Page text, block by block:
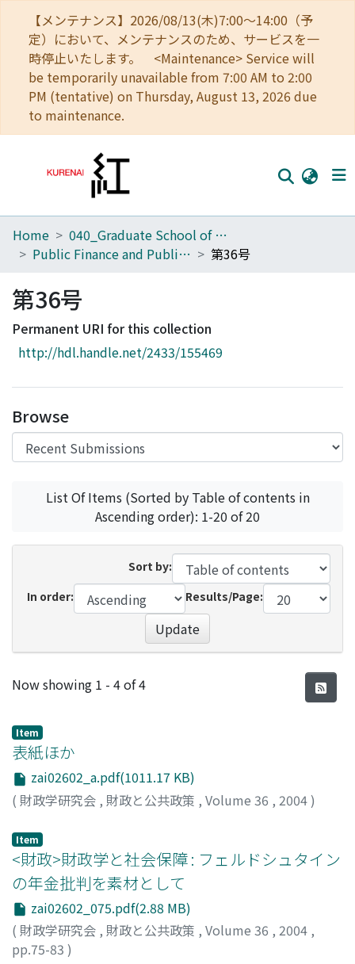
【メンテナンス】2026/08/13(木)7:00～14:00（予
定）において、メンテナンスのため、サービスを一
時停止いたします。 <Maintenance> Service will
be temporarily unavailable from 7:00 AM to 2:00
PM (tentative) on Thursday, August 13, 2026 due
to maintenance.
Home
Browse
Download Ranking
Access Statistics
Home
040_Graduate School of Economics
Public Finance and Public Policy
第36号
第36号
Permanent URI for this collection
http://hdl.handle.net/2433/155469
Browse
List Of Items (Sorted by Table of contents in
Ascending order): 1-20 of 20
Sort by:
In order:
Results/Page:
Update
Recent Submissions
Now showing 1 - 4 of 4
Item
表紙ほか
zai02602_a.pdf(1011.17 KB)
( 財政学研究会 , 財政と公共政策 , Volume 36 , 2004)
Item
<財政>財政学と社会保障 : フェルドシュタイン
の年金批判を素材として
zai02602_075.pdf(2.88 MB)
( 財政学研究会 , 財政と公共政策 , Volume 36 , 2004 ,
pp.75-83 )